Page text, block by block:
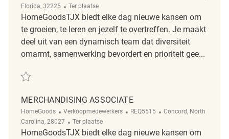
Florida, 32225
Afgelegen
Ter plaatse
HomeGoodsTJX biedt elke dag nieuwe kansen om
te groeien, te leren en jezelf te overtreffen. Je maakt
deel uit van een dynamisch team dat diversiteit
omarmt, samenwerking bevordert en prioriteit gee...
Redden Merchandising Associate REQ139165
MERCHANDISING ASSOCIATE
HomeGoods Categorie
Verkoopmedewerkers ReqId
REQ5515 Plaats
Concord, North
Carolina, 28027
Afgelegen
Ter plaatse
HomeGoodsTJX biedt elke dag nieuwe kansen om